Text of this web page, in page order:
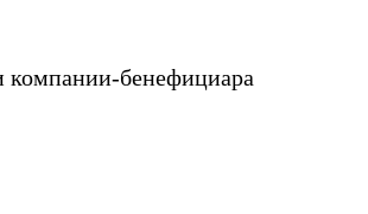
компании-бенефициара